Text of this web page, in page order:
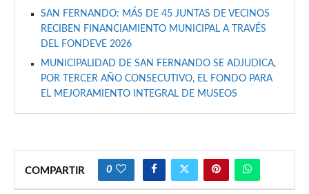
SAN FERNANDO: MÁS DE 45 JUNTAS DE VECINOS
RECIBEN FINANCIAMIENTO MUNICIPAL A TRAVÉS
DEL FONDEVE 2026
MUNICIPALIDAD DE SAN FERNANDO SE ADJUDICA,
POR TERCER AÑO CONSECUTIVO, EL FONDO PARA
EL MEJORAMIENTO INTEGRAL DE MUSEOS
COMPARTIR 0